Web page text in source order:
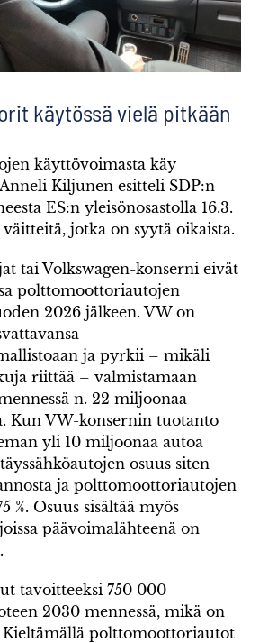
käytössä vielä pitkään
käyttövoimasta käy
Kiljunen esitteli SDP:n
ES:n yleisönosastolla 16.3.
jotka on syytä oikaista.
tai Volkswagen-konserni eivät
polttomoottoriautojen
2026 jälkeen. VW on
ja pyrkii – mikäli
riittää – valmistamaan
n. 22 miljoonaa
Kun VW-konsernin tuotanto
yli 10 miljoonaa autoa
osuus siten
ja polttomoottoriautojen
%. Osuus sisältää myös
päävoimalähteenä on
tavoitteeksi 750 000
2030 mennessä, mikä on
Kieltämällä polttomoottoriautot